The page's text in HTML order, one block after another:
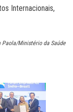
Internacionais,
Paola/Ministério da Saúde